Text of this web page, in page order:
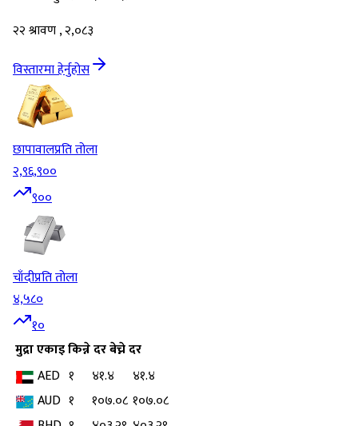
२२ श्रावण , २,०८३
विस्तारमा हेर्नुहोस
छापावालप्रति तोला
२,९६,९००
९००
चाँदीप्रति तोला
४,५८०
१०
मुद्राएकाइकिन्ने दरबेच्ने दर
AED १ ४१.४
४१.४
AUD १ १०७.०८ १०७.०८